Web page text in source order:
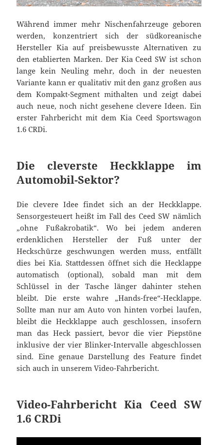
Während immer mehr Nischenfahrzeuge geboren
werden, konzentriert sich der südkoreanische
Hersteller Kia auf preisbewusste Alternativen zu
den etablierten Marken. Der Kia Ceed SW ist schon
lange kein Neuling mehr, doch in der neuesten
Variante kann er qualitativ mit den ganz großen aus
dem Kompakt-Segment mithalten und zeigt dabei
auch neue, noch nicht gesehene clevere Ideen. Ein
erster Fahrbericht mit dem Kia Ceed Sportswagon
1.6 CRDi.
Die cleverste Heckklappe im
Automobil-Sektor?
Die clevere Idee findet sich an der Heckklappe.
Sensorgesteuert heißt im Fall des Ceed SW nämlich
„ohne Fußakrobatik“. Wo bei jedem anderen
erdenklichen Hersteller der Fuß unter der
Heckschürze geschwungen werden muss, entfällt
dies bei Kia. Stattdessen öffnet sich die Hecklappe
automatisch (optional), sobald man mit dem
Schlüssel in der Tasche länger dahinter stehen
bleibt. Die erste wahre „Hands-free“-Hecklappe.
Sollte man nur am Auto von hinten vorbei laufen,
bleibt die Heckklappe auch geschlossen, insofern
man das Heck passiert, bevor die vier Piepstöne
inklusive der vier Blinker-Intervalle abgeschlossen
sind. Eine genaue Darstellung des Feature findet
sich auch in unserem Video-Fahrbericht.
Video-Fahrbericht Kia Ceed SW
1.6 CRDi